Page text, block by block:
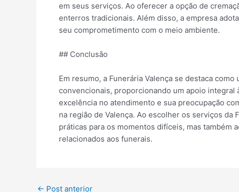
em seus serviços. Ao oferecer a opção de
enterros tradicionais. Além disso, a empresa
seu comprometimento com o meio ambiente.
## Conclusão
Em resumo, a Funerária Valença se destaca
convencionais, proporcionando um apoio integral
excelência no atendimento e sua preocupação
na região de Valença. Ao escolher os serviços da
práticas para os momentos difíceis, mas também
relacionados aos funerais.
← Post anterior